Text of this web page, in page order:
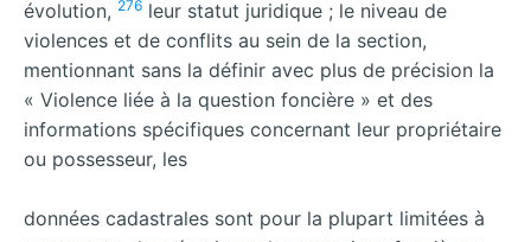
évolution, 276 leur statut juridique ; le niveau de
violences et de conflits au sein de la section,
mentionnant sans la définir avec plus de précision la
« Violence liée à la question foncière » et des
informations spécifiques concernant leur propriétaire
ou possesseur, les
données cadastrales sont pour la plupart limitées à